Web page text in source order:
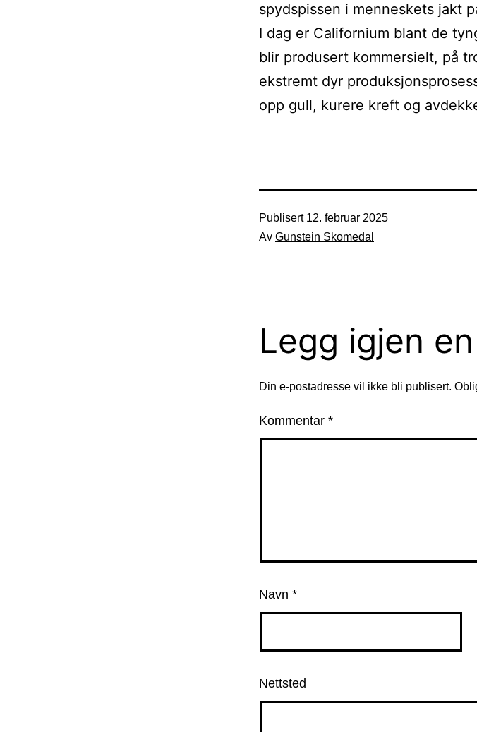
spydspissen i menneskets jakt
I dag er Californium blant de
blir produsert kommersielt, på
ekstremt dyr
opp gull, kurere kreft og
Publisert 12. februar 2025
Av Gunstein Skomedal
Legg igjen
Din e-postadresse vil ikke bli publisert.
Kommentar *
Navn *
Nettsted